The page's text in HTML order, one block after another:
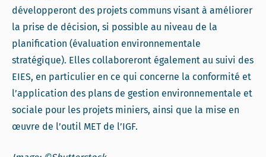
développeront des projets communs visant à améliorer
la prise de décision, si possible au niveau de la
planification (évaluation environnementale
stratégique). Elles collaboreront également au suivi des
EIES, en particulier en ce qui concerne la conformité et
l’application des plans de gestion environnementale et
sociale pour les projets miniers, ainsi que la mise en
œuvre de l’outil MET de l’IGF.